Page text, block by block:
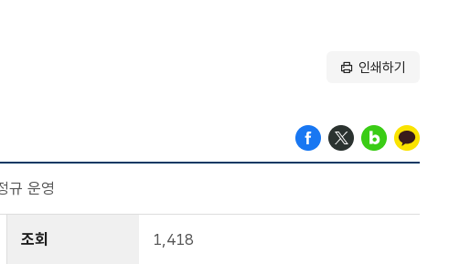
인쇄하기
규 운영
조회 1,418